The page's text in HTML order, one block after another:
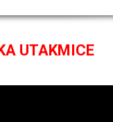
UTAKMICE